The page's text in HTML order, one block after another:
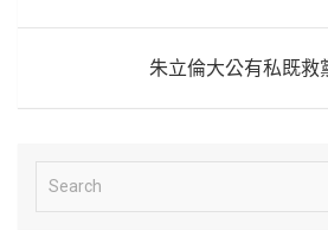
朱立倫大公有私既救
e